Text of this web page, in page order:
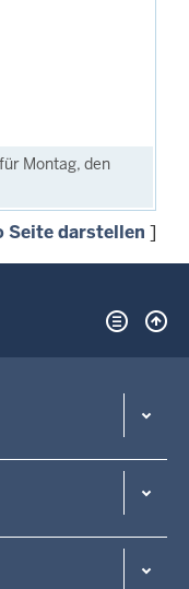
Montag, den
Seite darstellen ]